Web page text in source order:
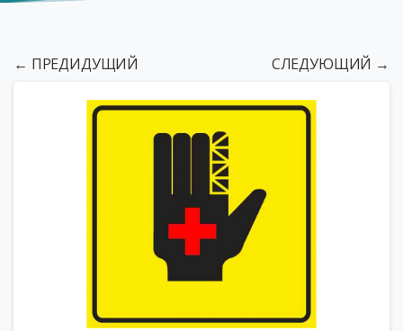
← ПРЕДИДУЩИЙ СЛЕДУЮЩИЙ →